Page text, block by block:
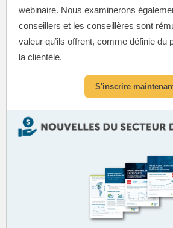
webinaire. Nous examinerons
conseillers et les conseillères sont
valeur qu’ils offrent, comme définie du
la clientèle.
S'inscrire